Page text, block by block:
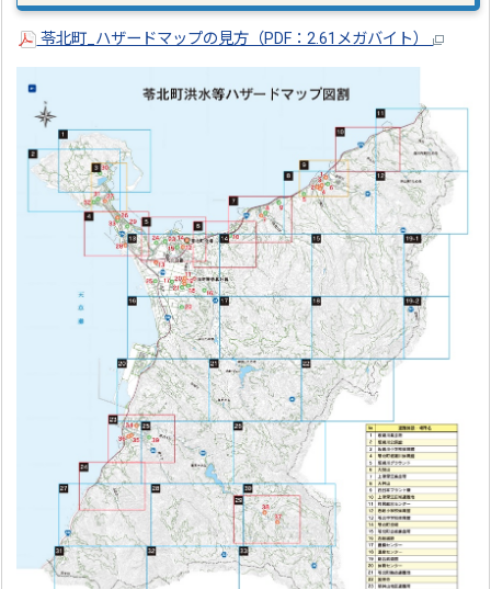
苓北町_ハザードマップの見方（PDF：2.61メガバイト）